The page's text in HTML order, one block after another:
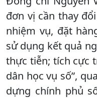
đơn vị cần thay
nhiệm vụ, đặt
sử dụng kết quả
thực tiễn; tích cực
dân học vụ số”,
dựng chính phủ